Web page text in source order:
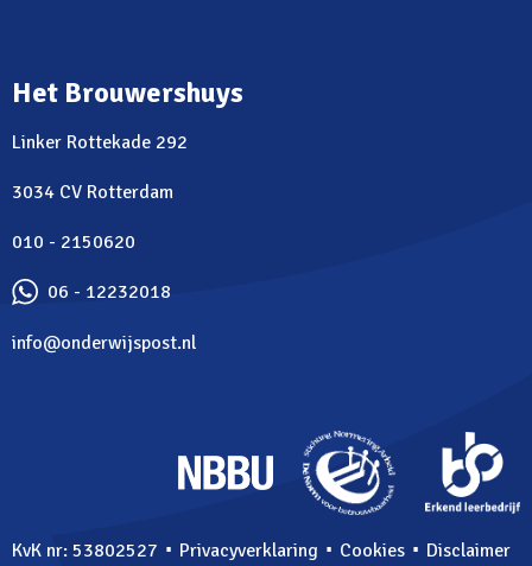
Het Brouwershuys
Linker Rottekade 292
3034 CV Rotterdam
010 - 2150620
06 - 12232018
info@onderwijspost.nl
KvK nr: 53802527 ⋅ Privacyverklaring ⋅ Cookies ⋅ Disclaimer